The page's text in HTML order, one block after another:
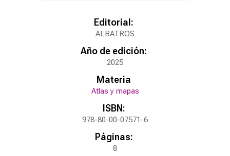
Editorial:
ALBATROS
Año de edición:
2025
Materia
Atlas y mapas
ISBN:
978-80-00-07571-6
Páginas:
8